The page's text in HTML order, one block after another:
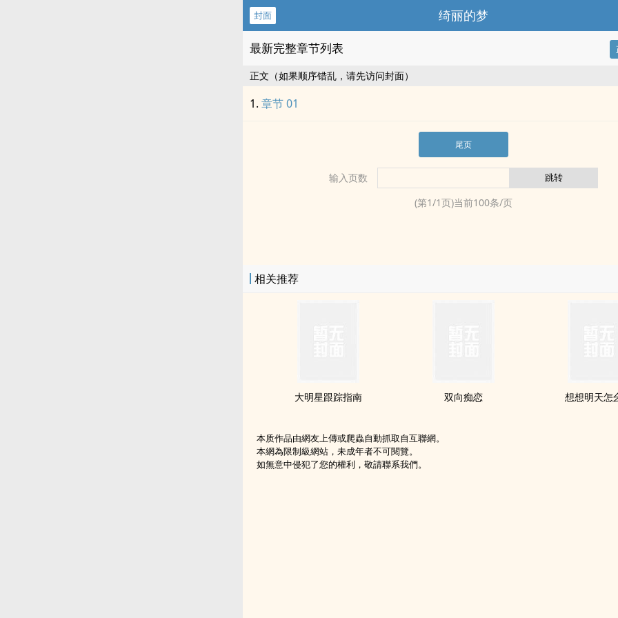
封面 绮丽的梦
最新完整章节列表
正文（如果顺序错乱，请先访问封面）
章节 01
尾页
输入页数
(第1/1页)当前100条/页
相关推荐
大明星跟踪指南 双向痴恋 想想明天怎
本质作品由網友上傳或爬蟲自動抓取自互聯網。
本網為限制級網站，未成年者不可閱覽。
如無意中侵犯了您的權利，敬請聯系我們。